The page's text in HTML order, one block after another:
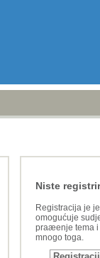
Niste
Registracija je
omogućuje
praæenje tema i
mnogo toga.